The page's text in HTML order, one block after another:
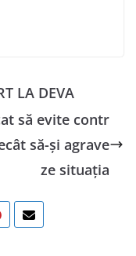
LA DEVA
să evite contr
să-și agrave
ze situația